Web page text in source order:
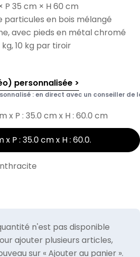
P 35 cm × H 60 cm
particules en bois mélangé
avec pieds en métal chromé
10 kg par tiroir
personnalisée >
: en direct avec un conseiller de
x P : 35.0 cm x H : 60.0 cm
x P : 35.0 cm x H : 60.0.
n'est pas disponible
ajouter plusieurs articles,
sur « Ajouter au panier ».